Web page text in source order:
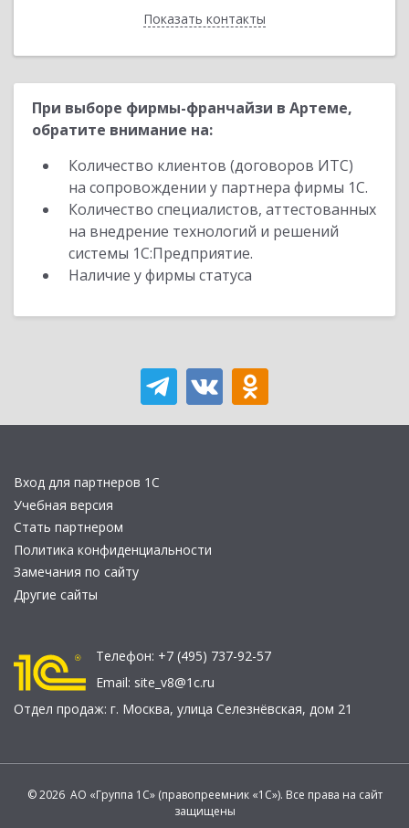
Показать контакты
Назад
При выборе фирмы-франчайзи в Артеме,
обратите внимание на:
Количество клиентов (договоров ИТС)
на сопровождении у партнера фирмы 1С.
Количество специалистов, аттестованных
на внедрение технологий и решений
системы 1С:Предприятие.
Наличие у фирмы статуса
Вход для партнеров 1С
Учебная версия
Стать партнером
Политика конфиденциальности
Замечания по сайту
Другие сайты
Телефон: +7 (495) 737-92-57
Email: site_v8@1c.ru
Отдел продаж: г. Москва, улица Селезнёвская, дом 21
© 2026 АО «Группа 1С» (правопреемник «1С»). Все права на сайт
защищены